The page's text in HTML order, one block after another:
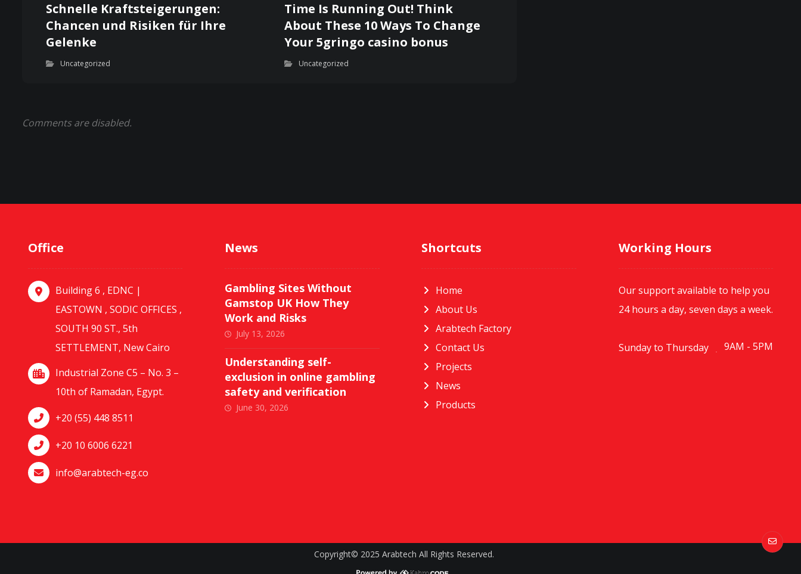
Schnelle Kraftsteigerungen:
Chancen und Risiken für Ihre
Gelenke
Uncategorized
Time Is Running Out! Think
About These 10 Ways To Change
Your 5gringo casino bonus
Uncategorized
Comments are disabled.
Office
Building 6 , EDNC |
EASTOWN , SODIC OFFICES ,
SOUTH 90 ST., 5th
SETTLEMENT, New Cairo
Industrial Zone C5 – No. 3 –
10th of Ramadan, Egypt.
+20 (55) 448 8511
+20 10 6006 6221
info@arabtech-eg.co
News
Gambling Sites Without
Gamstop UK How They
Work and Risks
July 13, 2026
Understanding self-
exclusion in online gambling
safety and verification
June 30, 2026
Shortcuts
Home
About Us
Arabtech Factory
Contact Us
Projects
News
Products
Working Hours
Our support available to help you
24 hours a day, seven days a week.
Sunday to Thursday 9AM - 5PM
Copyright© 2025 Arabtech All Rights Reserved.